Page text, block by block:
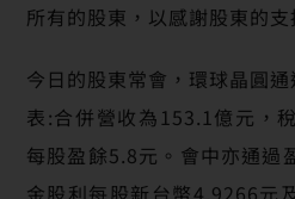
所有的股東，以感謝股東的支
今日的股東常會，環球晶圓
表:合併營收為153.1億元，
每股盈餘5.8元。會中亦通過
金股利每股新台幣4.9266元